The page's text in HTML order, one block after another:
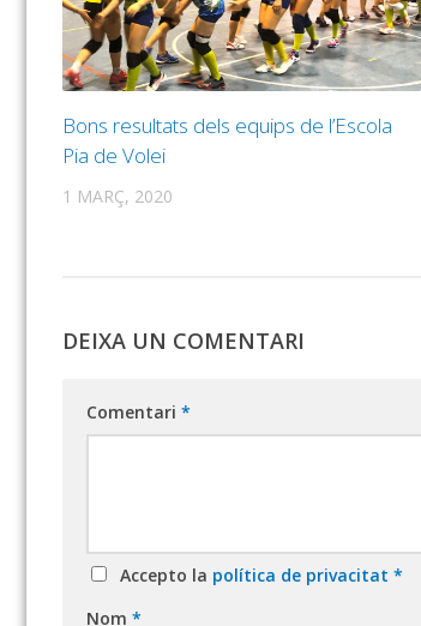
Bons resultats dels equips de l’Escola
Pia de Volei
1 MARÇ, 2020
DEIXA UN COMENTARI
Comentari *
Accepto la política de privacitat *
Nom *